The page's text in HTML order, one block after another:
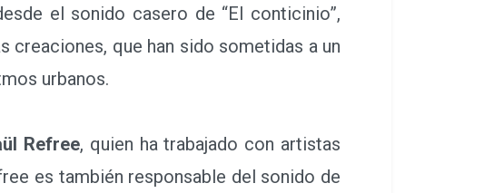
el sonido casero de “El conticinio”,
creaciones, que han sido sometidas a un
urbanos.
Refree, quien ha trabajado con artistas
es también responsable del sonido de